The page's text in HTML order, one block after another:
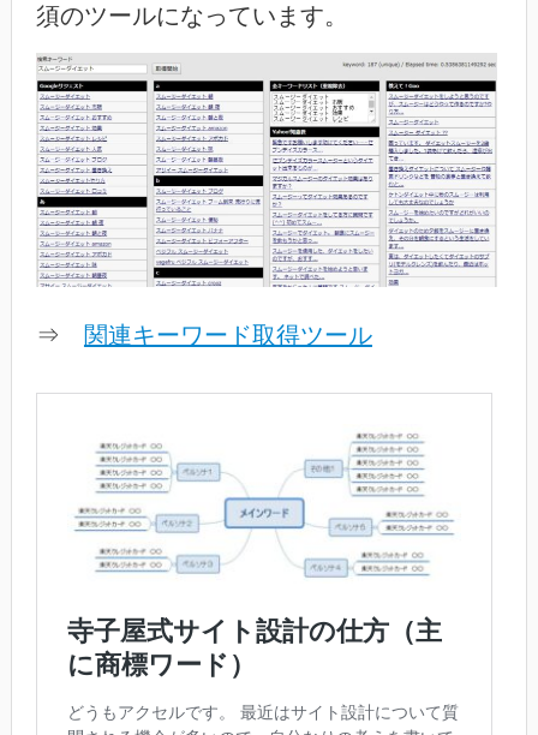
須のツールになっています。
⇒ 関連キーワード取得ツール